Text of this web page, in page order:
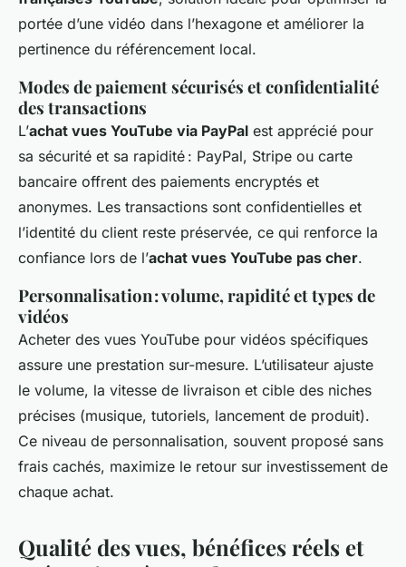
portée d’une vidéo dans l’hexagone et améliorer la
pertinence du référencement local.
Modes de paiement sécurisés et confidentialité
des transactions
L’achat vues YouTube via PayPal est apprécié pour
sa sécurité et sa rapidité : PayPal, Stripe ou carte
bancaire offrent des paiements encryptés et
anonymes. Les transactions sont confidentielles et
l’identité du client reste préservée, ce qui renforce la
confiance lors de l’achat vues YouTube pas cher.
Personnalisation : volume, rapidité et types de
vidéos
Acheter des vues YouTube pour vidéos spécifiques
assure une prestation sur-mesure. L’utilisateur ajuste
le volume, la vitesse de livraison et cible des niches
précises (musique, tutoriels, lancement de produit).
Ce niveau de personnalisation, souvent proposé sans
frais cachés, maximize le retour sur investissement de
chaque achat.
Qualité des vues, bénéfices réels et